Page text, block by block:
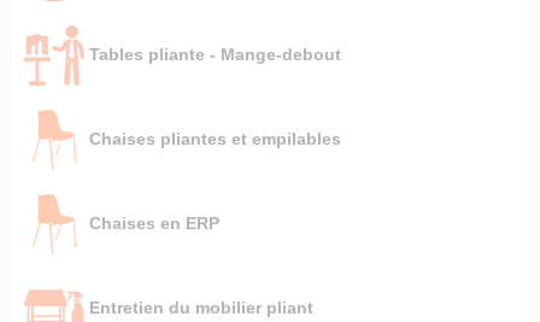
Tables pliante - Mange-debout
Chaises pliantes et empilables
Chaises en ERP
Entretien du mobilier pliant